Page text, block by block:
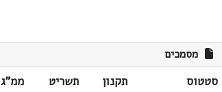
מסמכים
סטטוס תקנון תשריט ממ"ג